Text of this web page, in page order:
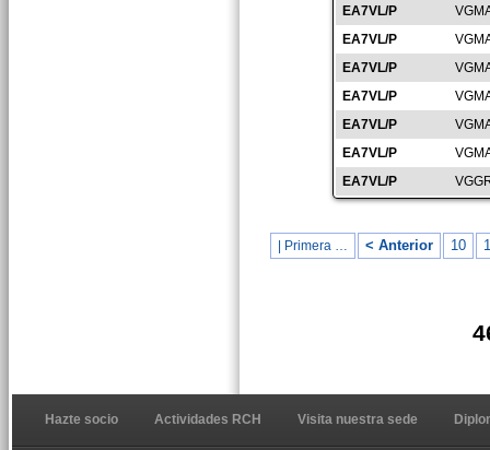
EA7VL/P
EA7VL/P
EA7VL/P
EA7VL/P
EA7VL/P
EA7VL/P
EA7VL/P
| Primera … < Anterior 10
Hazte socio Actividades RCH Visita nuestra sede